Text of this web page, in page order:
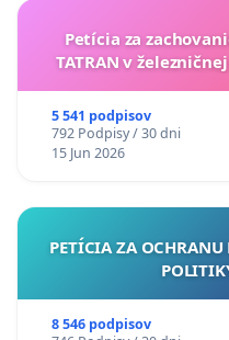
Petícia za
TATRAN v
5 541 podpisov
792 Podpisy / 30 dni
15 Jun 2026
PETÍCIA ZA OCHRANU
8 546 podpisov